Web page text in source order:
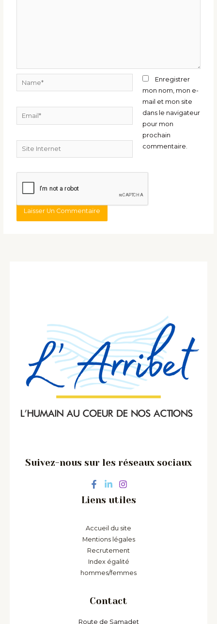
Email*
Site
Internet
Enregistrer
mon nom, mon e-
mail et mon site
dans le navigateur
pour mon
prochain
commentaire.
Suivez-nous sur les réseaux sociaux
Liens utiles
Accueil du site
Mentions légales
Recrutement
Index égalité
hommes/femmes
Contact
Route de Samadet